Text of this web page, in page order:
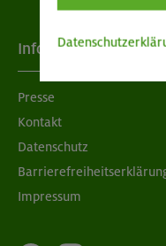
Info
Presse
Kontakt
Datenschutz
Impressum